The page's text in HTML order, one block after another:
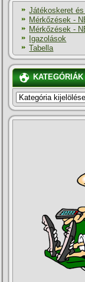
Játékoskeret
Mérkőzések -
Mérkőzések -
Igazolások
Tabella
KATEGÓRIÁK
KATEGÓRIÁK